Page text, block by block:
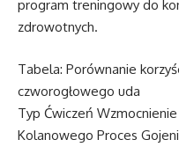
program treningowy do
zdrowotnych.
Tabela: Porównanie
czworogłowego uda
Typ Ćwiczeń
Kolanowego Proces